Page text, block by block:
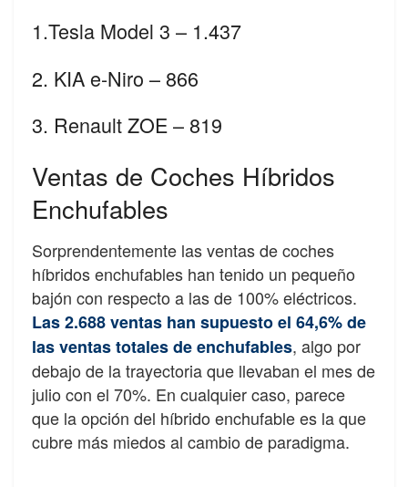
1.Tesla Model 3 – 1.437
2. KIA e-Niro – 866
3. Renault ZOE – 819
Ventas de Coches Híbridos
Enchufables
Sorprendentemente las ventas de coches
híbridos enchufables han tenido un pequeño
bajón con respecto a las de 100% eléctricos.
Las 2.688 ventas han supuesto el 64,6% de
las ventas totales de enchufables, algo por
debajo de la trayectoria que llevaban el mes de
julio con el 70%. En cualquier caso, parece
que la opción del híbrido enchufable es la que
cubre más miedos al cambio de paradigma.